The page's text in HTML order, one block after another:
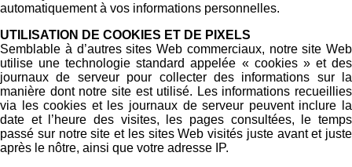
automatiquement à vos informations personnelles.
UTILISATION DE COOKIES ET DE PIXELS
Semblable à d’autres sites Web commerciaux, notre site Web
utilise une technologie standard appelée « cookies » et des
journaux de serveur pour collecter des informations sur la
manière dont notre site est utilisé. Les informations recueillies
via les cookies et les journaux de serveur peuvent inclure la
date et l’heure des visites, les pages consultées, le temps
passé sur notre site et les sites Web visités juste avant et juste
après le nôtre, ainsi que votre adresse IP.